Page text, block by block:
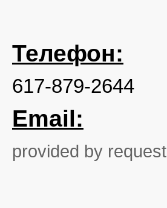
Телефон:
617-879-2644
Email:
provided by request